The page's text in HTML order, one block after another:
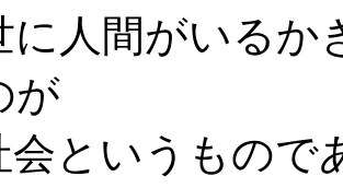
に人間がいるか
が
会というもので